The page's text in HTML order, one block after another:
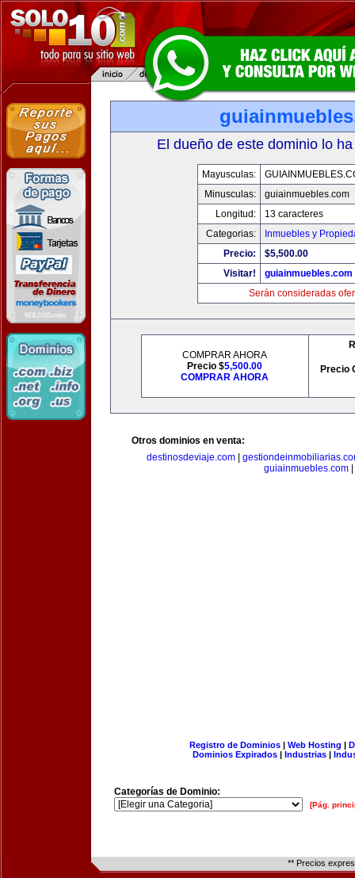
El dueño de este dominio lo
Mayusculas:
Minusculas:
guiainmuebles.com
Longitud:
13 caracteres
Categorias:
Inmuebles y
Precio:
$5,500.00
Visitar!
guiainmuebles.com
Serán consideradas
COMPRAR AHORA
Precio $5,500.00
COMPRAR AHORA
Precio
Otros dominios en venta:
destinosdeviaje.com|
guiainmuebles.com|
Registro de Dominios| Web Hosting |
Dominios Expirados | Industrias |
Categorías de Dominio:
[Pág.
** Precios